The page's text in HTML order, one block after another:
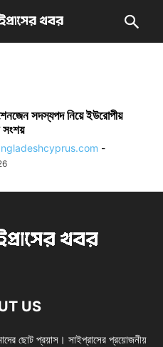
সদস্যপদ নিয়ে ইউরোপীয়
সংশয়
-
US
ছোট প্রয়াস। সাইপ্রাসের প্রয়োজনীয়